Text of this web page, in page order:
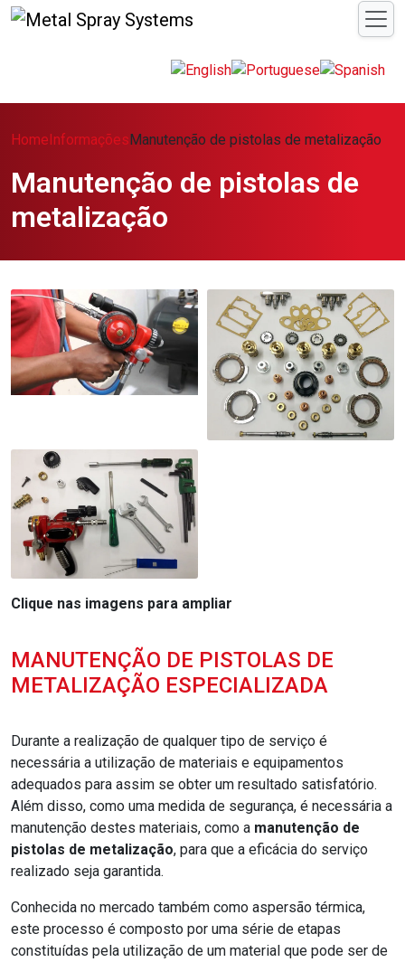
Home Informações Manutenção de pistolas de metalização
Manutenção de pistolas de
metalização
Clique nas imagens para ampliar
MANUTENÇÃO DE PISTOLAS DE
METALIZAÇÃO ESPECIALIZADA
Durante a realização de qualquer tipo de serviço é
necessária a utilização de materiais e equipamentos
adequados para assim se obter um resultado satisfatório.
Além disso, como uma medida de segurança, é necessária a
manutenção destes materiais, como a manutenção de
pistolas de metalização, para que a eficácia do serviço
realizado seja garantida.
Conhecida no mercado também como aspersão térmica,
este processo é composto por uma série de etapas
constituídas pela utilização de um material que pode ser de